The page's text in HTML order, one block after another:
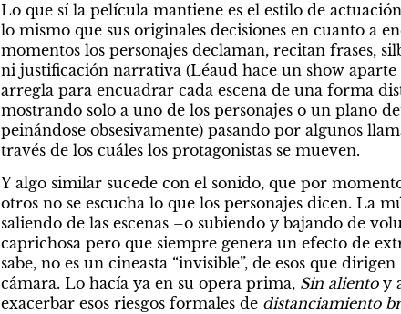
Lo que sí la película mantiene es el estilo de
lo mismo que sus originales decisiones en cuanto a
momentos los personajes declaman, recitan frases,
ni justificación narrativa (Léaud hace un show aparte
arregla para encuadrar cada escena de una forma
mostrando solo a uno de los personajes o un plano
peinándose obsesivamente) pasando por algunos
través de los cuáles los protagonistas se mueven.
Y algo similar sucede con el sonido, que por
otros no se escucha lo que los personajes dicen. La
saliendo de las escenas –o subiendo y bajando de
caprichosa pero que siempre genera un efecto de
sabe, no es un cineasta “invisible”, de esos que
cámara. Lo hacía ya en su opera prima, Sin aliento y
exacerbar esos riesgos formales de distanciamiento